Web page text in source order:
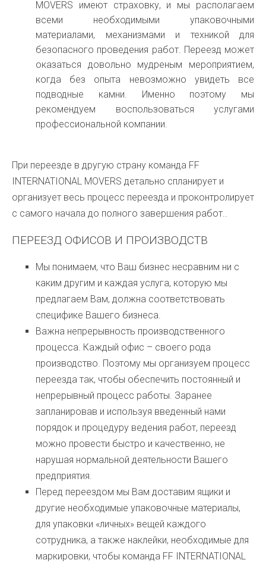
MOVERS имеют страховку, и мы располагаем
всеми необходимыми упаковочными
материалами, механизмами и техникой для
безопасного проведения работ. Переезд может
оказаться довольно мудреным мероприятием,
когда без опыта невозможно увидеть все
подводные камни. Именно поэтому мы
рекомендуем воспользоваться услугами
профессиональной компании.
При переезде в другую страну команда FF
INTERNATIONAL MOVERS детально спланирует и
организует весь процесс переезда и проконтролирует
с самого начала до полного завершения работ..
ПЕРЕЕЗД ОФИСОВ И ПРОИЗВОДСТВ
Мы понимаем, что Ваш бизнес несравним ни с
каким другим и каждая услуга, которую мы
предлагаем Вам, должна соответствовать
специфике Вашего бизнеса.
Важна непрерывность производственного
процесса. Каждый офис – своего рода
производство. Поэтому мы организуем процесс
переезда так, чтобы обеспечить постоянный и
непрерывный процесс работы. Заранее
запланировав и используя введенный нами
порядок и процедуру ведения работ, переезд
можно провести быстро и качественно, не
нарушая нормальной деятельности Вашего
предприятия.
Перед переездом мы Вам доставим ящики и
другие необходимые упаковочные материалы,
для упаковки «личных» вещей каждого
сотрудника, а также наклейки, необходимые для
маркировки, чтобы команда FF INTERNATIONAL